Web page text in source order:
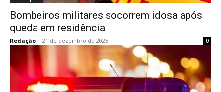
Bombeiros militares socorrem idosa após
queda em residência
Redação - 21 de dezembro de 2025 0